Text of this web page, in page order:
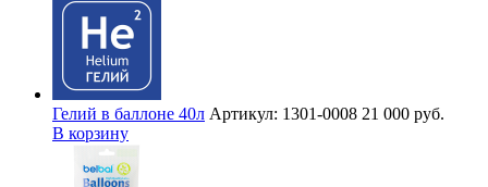
Гелий в баллоне 40л Артикул: 1301-0008 21 000 руб.
В корзину